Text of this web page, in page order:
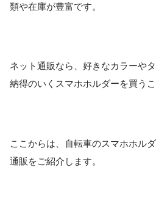
類や在庫が豊富です。
ネット通販なら、好きなカラーや
納得のいくスマホホルダーを買う
ここからは、自転車のスマホホル
通販をご紹介します。